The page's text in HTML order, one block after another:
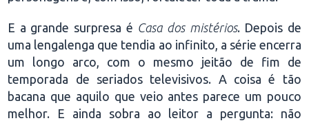
E a grande surpresa é Casa dos mistérios. Depois de
uma lengalenga que tendia ao infinito, a série encerra
um longo arco, com o mesmo jeitão de fim de
temporada de seriados televisivos. A coisa é tão
bacana que aquilo que veio antes parece um pouco
melhor. E ainda sobra ao leitor a pergunta: não